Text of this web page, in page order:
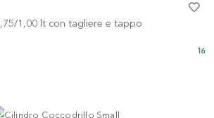
1,00 lt con tagliere e tappo
16